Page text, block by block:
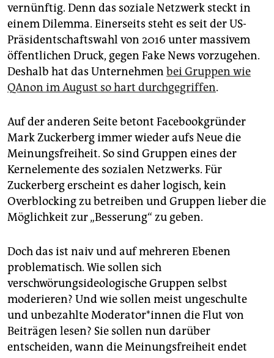
vernünftig. Denn das soziale Netzwerk steckt in
einem Dilemma. Einerseits steht es seit der US-
Präsidentschaftswahl von 2016 unter massivem
öffentlichen Druck, gegen Fake News vorzugehen.
Deshalb hat das Unternehmen bei Gruppen wie
QAnon im August so hart durchgegriffen.
Auf der anderen Seite betont Facebookgründer
Mark Zuckerberg immer wieder aufs Neue die
Meinungsfreiheit. So sind Gruppen eines der
Kernelemente des sozialen Netzwerks. Für
Zuckerberg erscheint es daher logisch, kein
Overblocking zu betreiben und Gruppen lieber die
Möglichkeit zur „Besserung“ zu geben.
Doch das ist naiv und auf mehreren Ebenen
problematisch. Wie sollen sich
verschwörungsideologische Gruppen selbst
moderieren? Und wie sollen meist ungeschulte
und unbezahlte Moderator*innen die Flut von
Beiträgen lesen? Sie sollen nun darüber
entscheiden, wann die Meinungsfreiheit endet